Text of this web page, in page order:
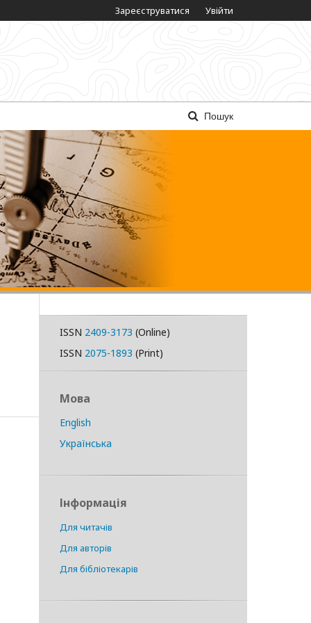
Пошук
Зареєструватися Увійти
ISSN 2409-3173 (Online)
ISSN 2075-1893 (Print)
Мова
English
Українська
Інформація
Для читачів
Для авторів
Для бібліотекарів